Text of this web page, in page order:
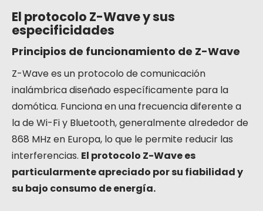
El protocolo Z-Wave y sus
especificidades
Principios de funcionamiento de Z-Wave
Z-Wave es un protocolo de comunicación
inalámbrica diseñado específicamente para la
domótica. Funciona en una frecuencia diferente a
la de Wi-Fi y Bluetooth, generalmente alrededor de
868 MHz en Europa, lo que le permite reducir las
interferencias. El protocolo Z-Wave es
particularmente apreciado por su fiabilidad y
su bajo consumo de energía.